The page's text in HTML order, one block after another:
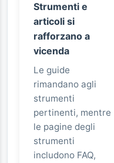
Strumenti e
articoli si
rafforzano a
vicenda
Le guide
rimandano agli
strumenti
pertinenti, mentre
le pagine degli
strumenti
includono FAQ,